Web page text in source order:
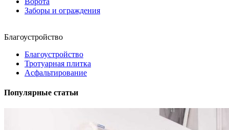
Заборы и ограждения
Благоустройство
Благоустройство
Тротуарная плитка
Асфальтирование
Популярные статьи